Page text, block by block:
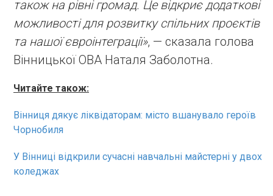
також на рівні громад. Це відкриє додаткові
можливості для розвитку спільних проєктів
та нашої євроінтеграції», — сказала голова
Вінницької ОВА Наталя Заболотна.
Читайте також:
Вінниця дякує ліквідаторам: місто вшанувало героїв
Чорнобиля
У Вінниці відкрили сучасні навчальні майстерні у двох
коледжах